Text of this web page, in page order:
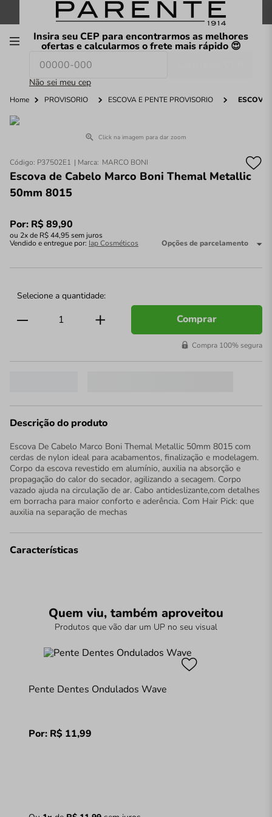
FRETE GRÁTIS nas compras a partir de R$199
Insira seu CEP para encontrarmos as melhores
ofertas e calcularmos o frete mais rápido 😍
Não sei meu cep
O que você procura hoje?
Home PROVISÓRIO ESCOVA E PENTE PROVISÓRIO ESCOVA
Click na imagem para dar zoom
Código: P37502E1 MARCO BONI
Escova de Cabelo Marco Boni Themal Metallic
50mm 8015
Por: R$89,90
ou 2x de R$44,95sem juros
Vendido e entregue por: Iap Cosméticos Opções de parcelamento
Comprar
Compra 100% segura
Descrição do produto
Escova De Cabelo Marco Boni Themal Metallic 50mm 8015 com
cerdas de nylon ideal para acabamentos, finalização e modelagem.
Corpo da escova revestido em alumínio, auxilia na absorção e
propagação do calor do secador, agilizando a secagem. Corpo
vazado ajuda na circulação de ar. Cabo antideslizante,com detalhes
em borracha para maior conforto e aderência. Com Hair Pick: que
auxilia na separação de mechas
Características
Quem viu, também aproveitou
Produtos que vão dar um UP no seu visual
Pente Dentes Ondulados Wave
Por: R$ 11,99